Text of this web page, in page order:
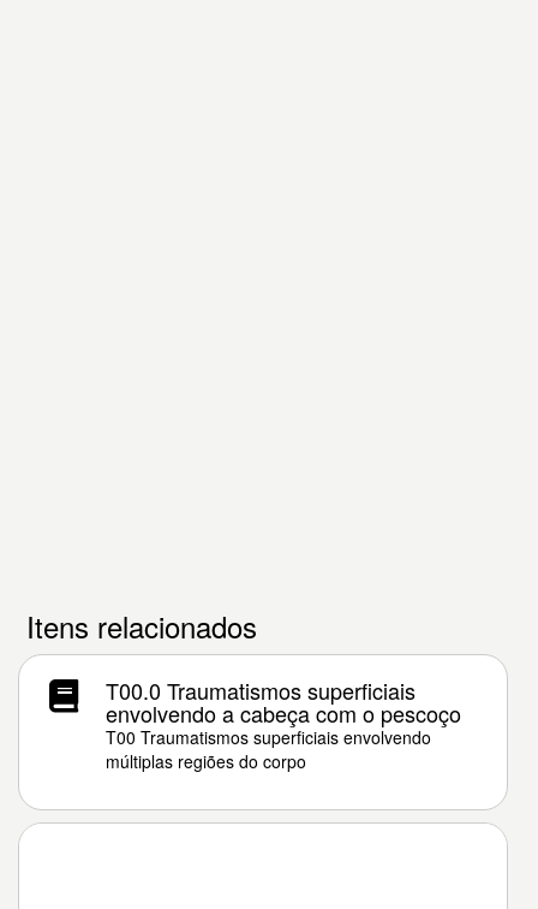
Itens relacionados
T00.0 Traumatismos superficiais
envolvendo a cabeça com o pescoço
T00 Traumatismos superficiais envolvendo
múltiplas regiões do corpo